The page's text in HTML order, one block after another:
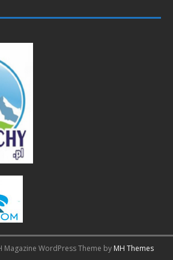
WordPress Theme by MH Themes